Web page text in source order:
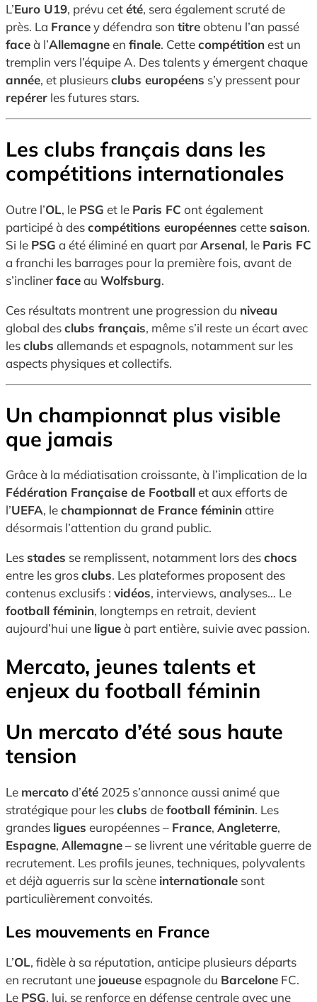
L’Euro U19, prévu cetété, sera également scruté de
près. La Francey défendra son titreobtenu l’an passé
faceà l’Allemagneen finale. Cettecompétitionest un
tremplin vers l’équipe A. Des talents y émergent chaque
année, et plusieursclubs européens s’y pressent pour
repérer les futures stars.
Les clubs français dans les
compétitions internationales
Outre l’OL, le PSG et le Paris FC ont également
participé à descompétitions européennes cette saison.
Si le PSG a été éliminé en quart parArsenal, le Paris FC
a franchi les barrages pour la première fois, avant de
s’inclinerfaceau Wolfsburg.
Ces résultats montrent une progression du niveau
global desclubs français, même s’il reste un écart avec
lesclubs allemands et espagnols, notamment sur les
aspects physiques et collectifs.
Un championnat plus visible
que jamais
Grâce à la médiatisation croissante, à l’implication de la
Fédération Française de Footballet aux efforts de
l’UEFA, lechampionnat de France fémininattire
désormais l’attention du grand public.
Les stades se remplissent, notamment lors deschocs
entre les grosclubs. Les plateformes proposent des
contenus exclusifs : vidéos, interviews, analyses… Le
football féminin, longtemps en retrait, devient
aujourd’hui une ligueà part entière, suivie avec passion.
Mercato, jeunes talents et
enjeux du football féminin
Un mercato d’été sous haute
tension
Le mercatod’été 2025 s’annonce aussi animé que
stratégique pour lesclubs defootball féminin. Les
grandes ligues européennes – France, Angleterre,
Espagne, Allemagne– se livrent une véritable guerre de
recrutement. Les profils jeunes, techniques, polyvalents
et déjà aguerris sur la scène internationale sont
particulièrement convoités.
Les mouvements en France
L’OL, fidèle à sa réputation, anticipe plusieurs départs
en recrutant une joueuseespagnole du Barcelone FC.
Le PSG, lui, se renforce en défense centrale avec une